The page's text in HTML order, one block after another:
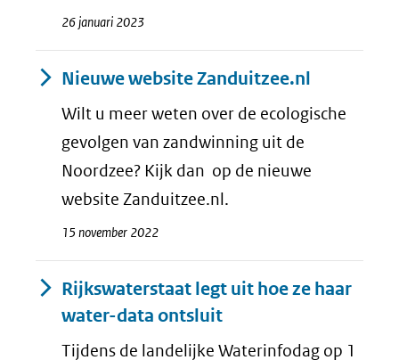
26 januari 2023
Nieuwe website Zanduitzee.nl
Wilt u meer weten over de ecologische
gevolgen van zandwinning uit de
Noordzee? Kijk dan op de nieuwe
website Zanduitzee.nl.
15 november 2022
Rijkswaterstaat legt uit hoe ze haar
water-data ontsluit
Tijdens de landelijke Waterinfodag op 1